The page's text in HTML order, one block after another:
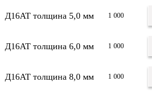
Д16АТ толщина 5,0 мм 1 000
Д16АТ толщина 6,0 мм 1 000
Д16АТ толщина 8,0 мм 1 000